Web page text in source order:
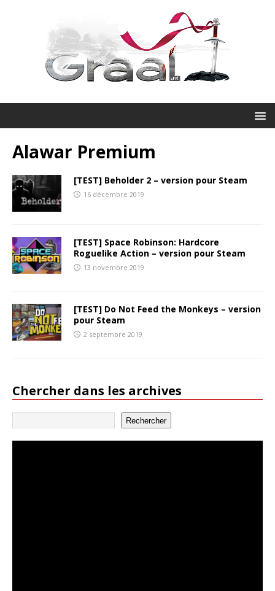
Alawar Premium
[TEST] Beholder 2 – version pour Steam
16 décembre 2019
[TEST] Space Robinson: Hardcore
Roguelike Action – version pour Steam
13 novembre 2019
[TEST] Do Not Feed the Monkeys – version
pour Steam
2 septembre 2019
Chercher dans les archives
Rechercher